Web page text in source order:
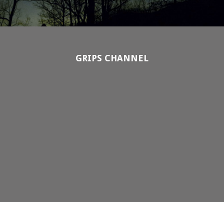
GRIPS CHANNEL